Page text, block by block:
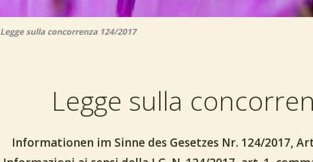
Legge sulla concorrenza 124/2017
Legge sulla
Informationen im Sinne des Gesetzes Nr. 124/2017,